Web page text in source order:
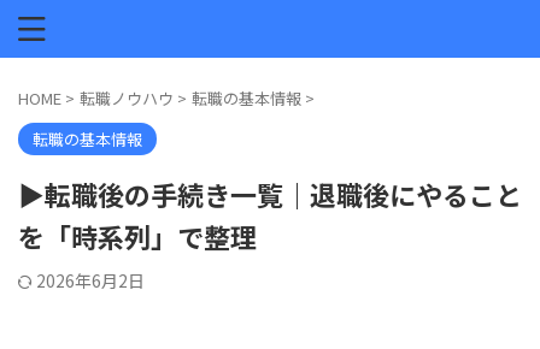
HOME > 転職ノウハウ > 転職の基本情報 >
転職の基本情報
▶転職後の手続き一覧｜退職後にやること
を「時系列」で整理
2026年6月2日